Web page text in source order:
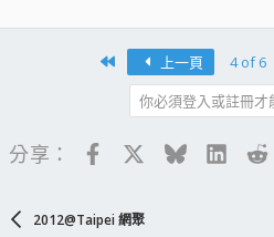
上一頁 4 of 6
你必須登入或註冊才
分享： FacebookBluesky
2012@Taipei 網聚